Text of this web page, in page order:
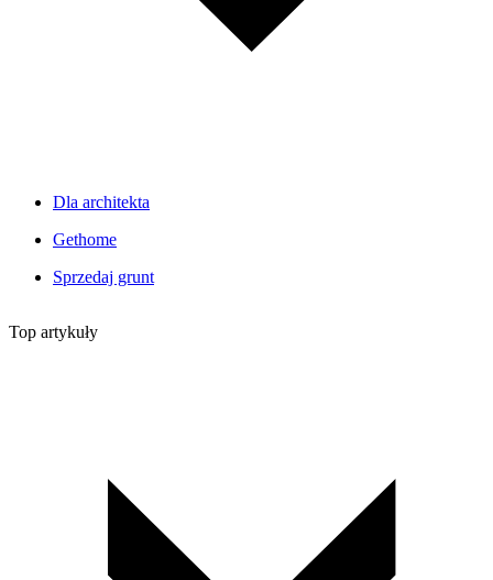
Dla architekta
Gethome
Sprzedaj grunt
Top artykuły